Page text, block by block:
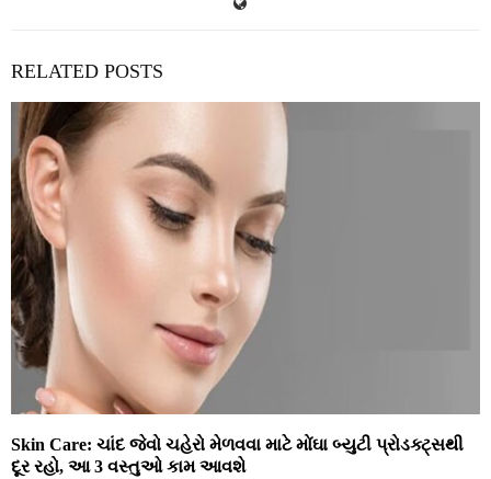
RELATED POSTS
Skin Care: ચાંદ જેવો ચહેરો મેળવવા માટે મોંઘા બ્યુટી પ્રોડક્ટ્સથી
દૂર રહો, આ 3 વસ્તુઓ કામ આવશે